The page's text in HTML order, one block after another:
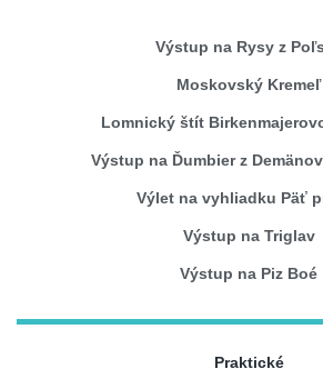
Výstup na Rysy z
Moskovský Kremeľ
Lomnický štít
Výstup na Ďumbier z
Výlet na vyhliadku Päť
Výstup na Triglav
Výstup na Piz Boé
Praktické